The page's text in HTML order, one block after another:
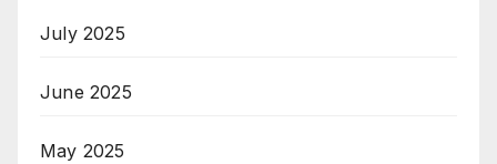
July 2025
June 2025
May 2025